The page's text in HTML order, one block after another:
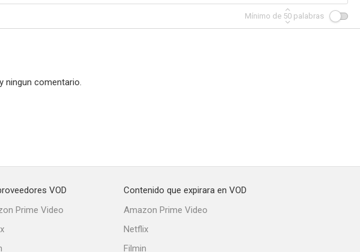
Mínimo de 50 palabras
ningun comentario.
VOD
Prime Video
Contenido que expirara en VOD
Amazon Prime Video
Netflix
Filmin